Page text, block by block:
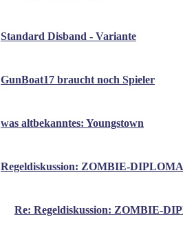
Standard Disband - Variante
GunBoat17 braucht noch Spieler
was altbekanntes: Youngstown
Regeldiskussion: ZOMBIE-
Re: Regeldiskussion: ZOMBIE-